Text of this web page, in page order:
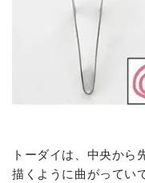
トーダイは、中央から
描くように曲がってい